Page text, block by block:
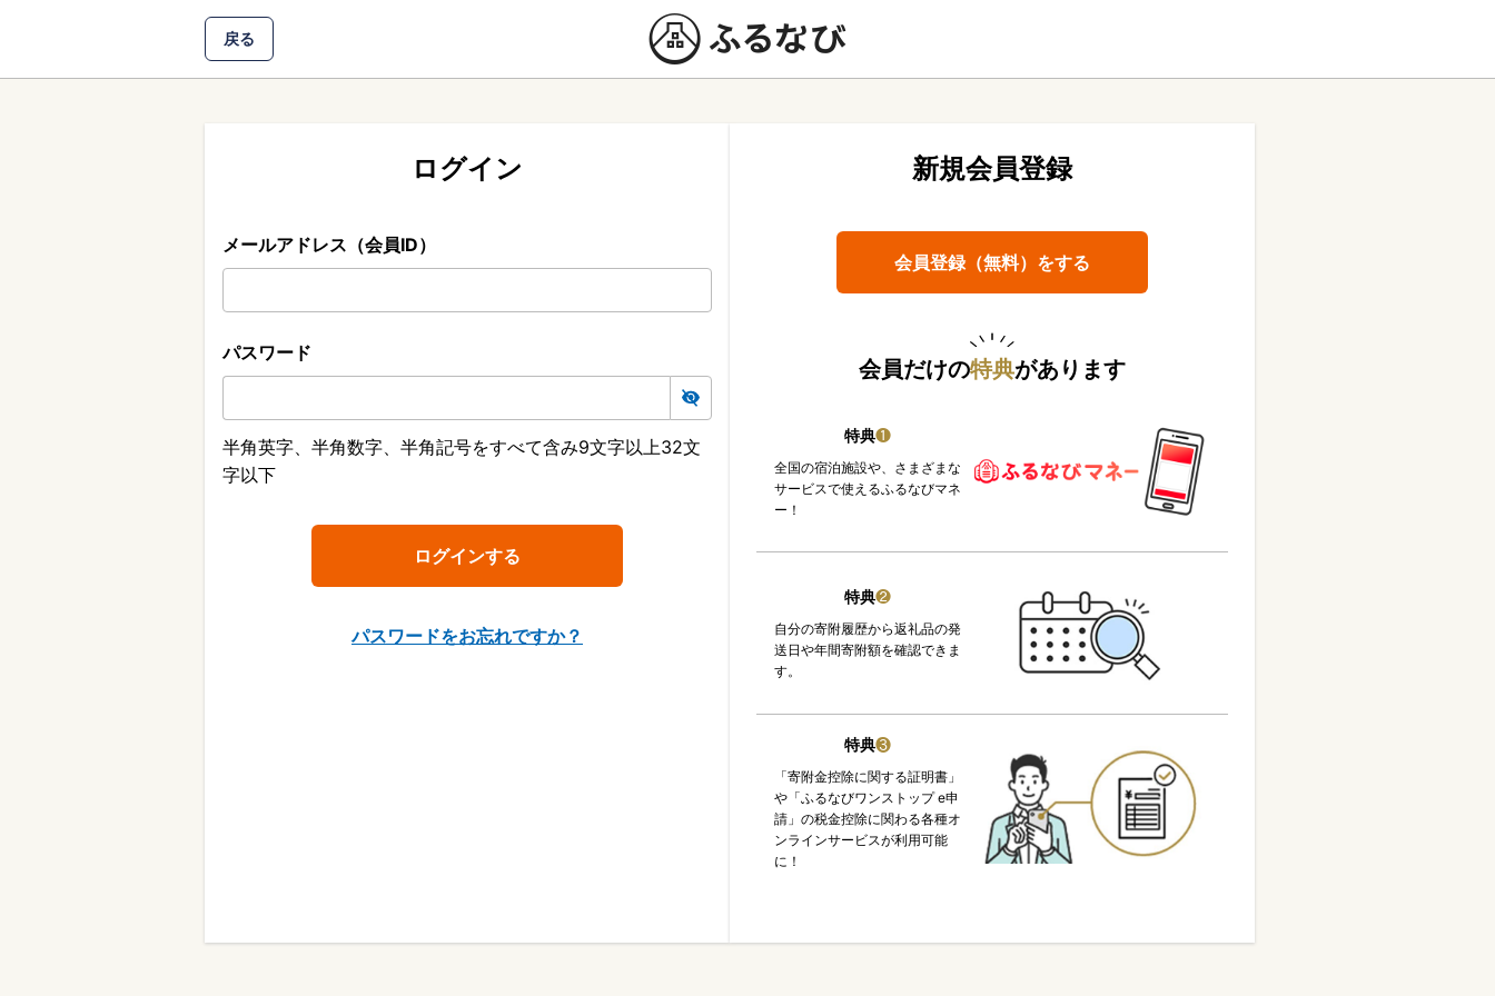
戻る
ログイン
メールアドレス（会員ID）
パスワード
半角英字、半角数字、半角記号をすべて含み9文字以上32文
字以下
パスワードをお忘れですか？
新規会員登録
会員登録（無料）をする
会員だけの特典があります
特典❶
全国の宿泊施設や、さまざまな
サービスで使えるふるなびマネ
ー！
特典❷
自分の寄附履歴から返礼品の発
送日や年間寄附額を確認できま
す。
特典❸
「寄附金控除に関する証明書」
や「ふるなびワンストップ e申
請」の税金控除に関わる各種オ
ンラインサービスが利用可能
に！